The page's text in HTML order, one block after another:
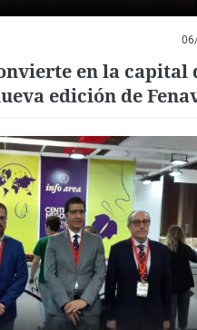
en la capital
edición de